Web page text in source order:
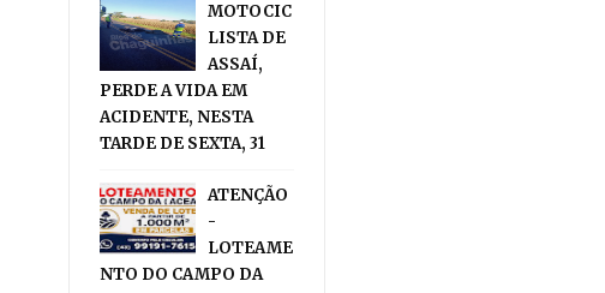
MOTOCIC
LISTA DE
ASSAÍ,
PERDE A VIDA EM
ACIDENTE, NESTA
TARDE DE SEXTA, 31
ATENÇÃO
-
LOTEAME
NTO DO CAMPO DA